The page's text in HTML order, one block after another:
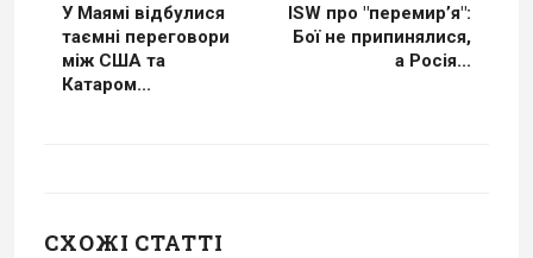
У Маямі відбулися
таємні переговори
між США та
Катаром...
ISW про "перемирʼя":
Бої не припинялися,
а Росія...
СХОЖІ СТАТТІ